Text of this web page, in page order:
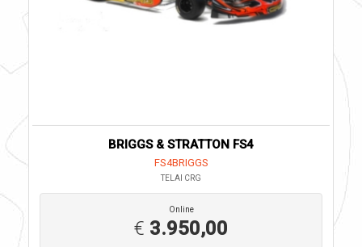
BRIGGS & STRATTON FS4
FS4BRIGGS
TELAI CRG
Online
€ 3.950,00